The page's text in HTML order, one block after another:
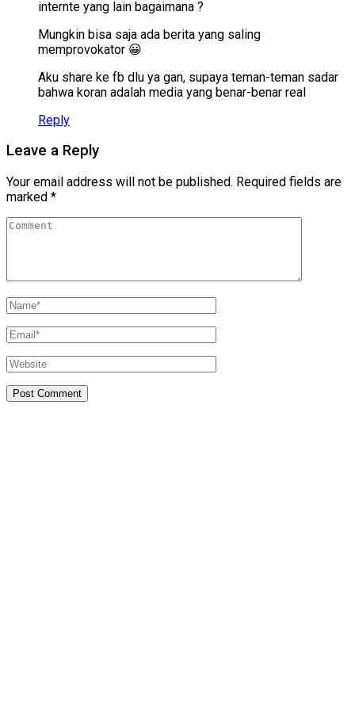
internte yang lain bagaimana ?
Mungkin bisa saja ada berita yang saling
memprovokator 😀
Aku share ke fb dlu ya gan, supaya teman-teman sadar
bahwa koran adalah media yang benar-benar real
Reply
Leave a Reply
Your email address will not be published. Required fields are
marked *